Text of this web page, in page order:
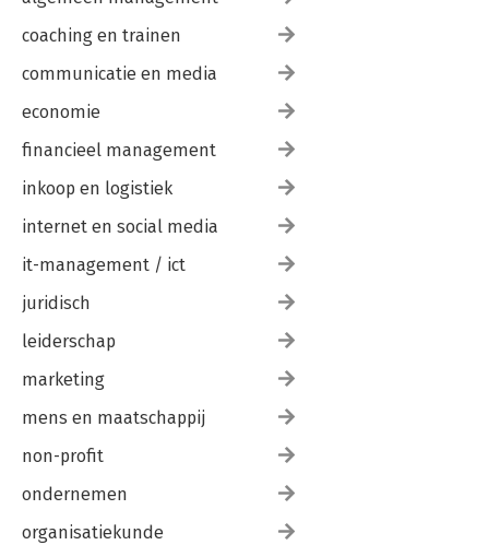
coaching en trainen
communicatie en media
economie
financieel management
inkoop en logistiek
internet en social media
it-management / ict
juridisch
leiderschap
marketing
mens en maatschappij
non-profit
ondernemen
organisatiekunde